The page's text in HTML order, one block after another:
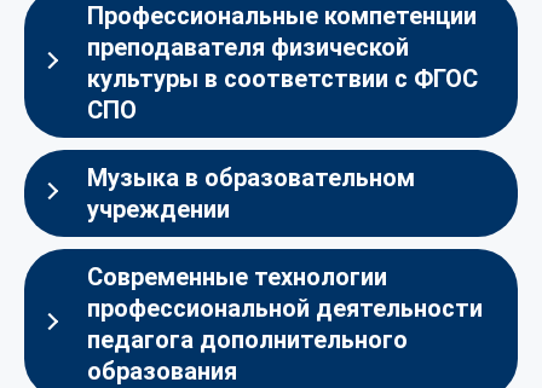
Профессиональные компетенции
преподавателя физической
культуры в соответствии с ФГОС
СПО
Музыка в образовательном
учреждении
Современные технологии
профессиональной деятельности
педагога дополнительного
образования